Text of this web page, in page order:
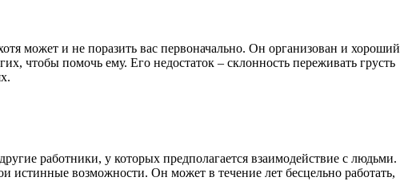
может и не поразить вас первоначально. Он организован и хороший
чтобы помочь ему. Его недостаток – склонность переживать грусть
работники, у которых предполагается взаимодействие с людьми.
истинные возможности. Он может в течение лет бесцельно работать,